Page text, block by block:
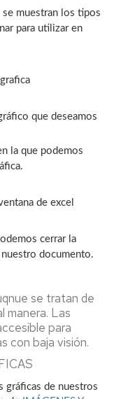
se muestran los tipos
para utilizar en
que deseamos
la que podemos
cerrar la
documento.
se tratan de
manera. Las
para
con baja visión.
gráficas de nuestros